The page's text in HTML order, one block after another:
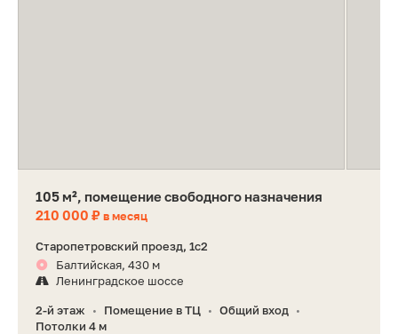
105 м², помещение свободного назначения
210 000 ₽в месяц
Старопетровский проезд, 1с2
Балтийская, 430 м
Ленинградское шоссе
2-й этаж • Помещение в ТЦ • Общий вход •
Потолки 4 м